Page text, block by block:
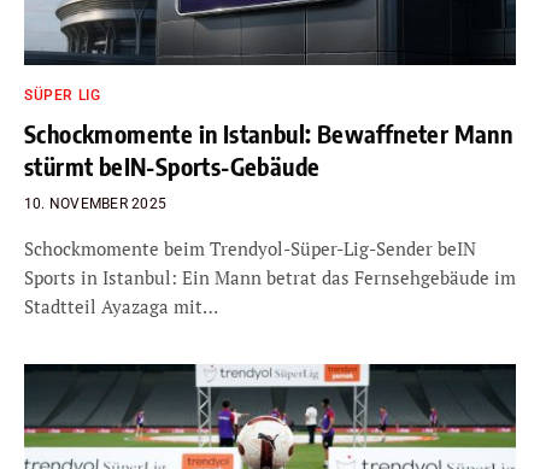
SÜPER LIG
Schockmomente in Istanbul: Bewaffneter Mann
stürmt beIN-Sports-Gebäude
10. NOVEMBER 2025
Schockmomente beim Trendyol-Süper-Lig-Sender beIN
Sports in Istanbul: Ein Mann betrat das Fernsehgebäude im
Stadtteil Ayazaga mit…